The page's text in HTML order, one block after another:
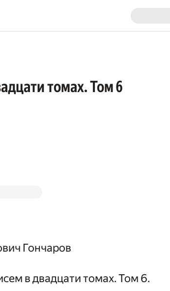
томах. Том 6
Гончаров
в двадцати томах. Том 6.